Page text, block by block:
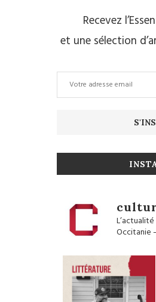
Recevez
et une sélection
Occitanie